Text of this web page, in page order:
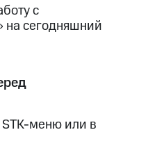
с
на сегодняшний
меню или в